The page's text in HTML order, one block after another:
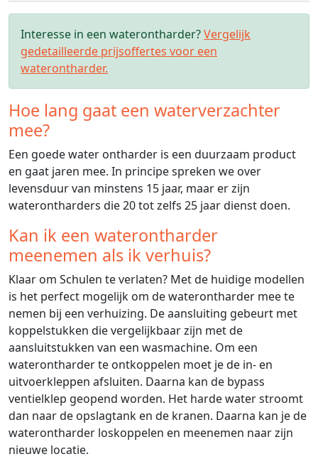
Interesse in een waterontharder?Vergelijk
gedetailleerde prijsoffertes voor een
waterontharder.
Hoe lang gaat een waterverzachter
mee?
Een goede water ontharder is een duurzaam product
en gaat jaren mee. In principe spreken we over
levensduur van minstens 15 jaar, maar er zijn
waterontharders die 20 tot zelfs 25 jaar dienst doen.
Kan ik een waterontharder
meenemen als ik verhuis?
Klaar om Schulen te verlaten? Met de huidige modellen
is het perfect mogelijk om de waterontharder mee te
nemen bij een verhuizing. De aansluiting gebeurt met
koppelstukken die vergelijkbaar zijn met de
aansluitstukken van een wasmachine. Om een
waterontharder te ontkoppelen moet je de in- en
uitvoerkleppen afsluiten. Daarna kan de bypass
ventielklep geopend worden. Het harde water stroomt
dan naar de opslagtank en de kranen. Daarna kan je de
waterontharder loskoppelen en meenemen naar zijn
nieuwe locatie.